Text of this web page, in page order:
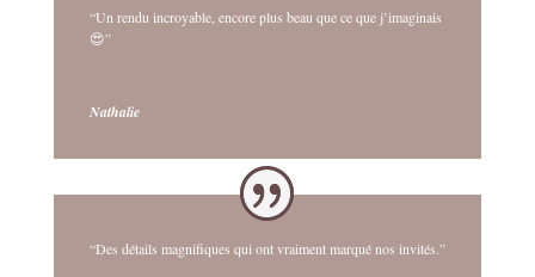
“Un rendu incroyable, encore plus beau que ce que j’imaginais
😍”
Nathalie
“Des détails magnifiques qui ont vraiment marqué nos invités.”